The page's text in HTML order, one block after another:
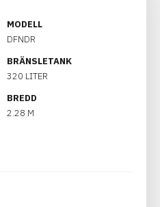
MODELL
DFNDR
BRÄNSLETANK
320 LITER
BREDD
2.28 M